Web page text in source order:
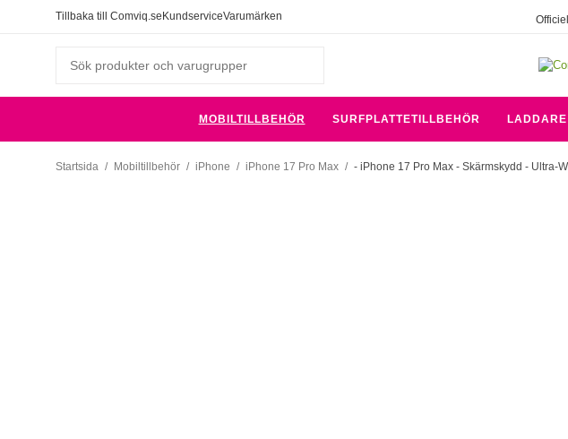
Tillbaka till Comviq.se KundserviceVarumärken
MOBILTILLBEHÖR SURFPLATTETILLBEHÖR
Startsida / Mobiltillbehör / iPhone / iPhone 17 Pro Max / - iPhone 17 Pro Max - Skärmskydd - Ultra-